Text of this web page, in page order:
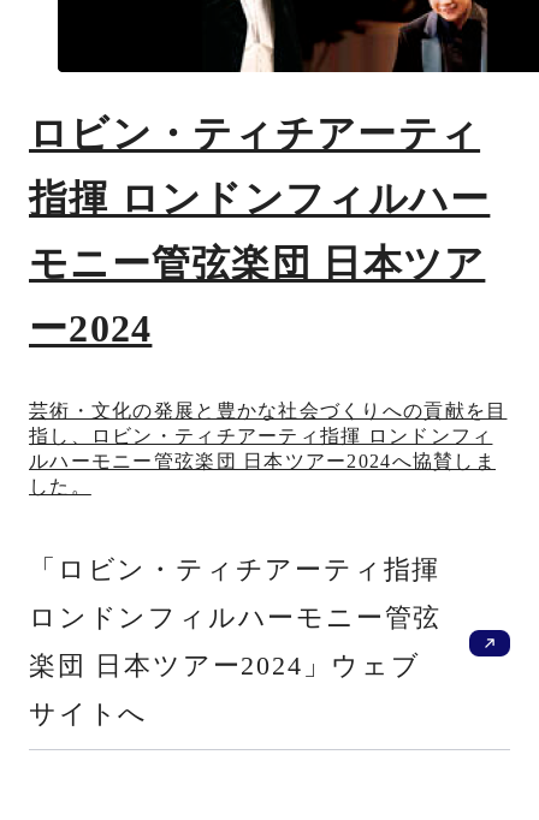
ロビン・ティチアーティ
指揮 ロンドンフィルハー
モニー管弦楽団 日本ツア
ー2024
芸術・文化の発展と豊かな社会づくりへの貢献を目
指し、ロビン・ティチアーティ指揮 ロンドンフィ
ルハーモニー管弦楽団 日本ツアー2024へ協賛しま
した。
「ロビン・ティチアーティ指揮
ロンドンフィルハーモニー管弦
楽団 日本ツアー2024」ウェブ
サイトへ